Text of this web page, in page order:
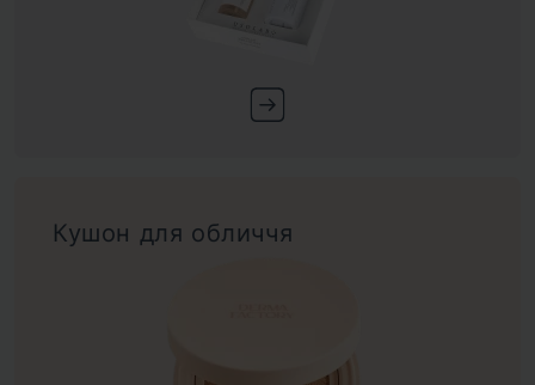
Кушон для обличчя